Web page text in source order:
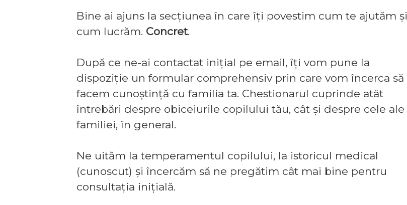
Bine ai ajuns la secțiunea în care îți povestim cum te ajutăm și
cum lucrăm. Concret.
După ce ne-ai contactat inițial pe email, îți vom pune la
dispoziție un formular comprehensiv prin care vom încerca să
facem cunoștință cu familia ta. Chestionarul cuprinde atât
întrebări despre obiceiurile copilului tău, cât și despre cele ale
familiei, în general.
Ne uităm la temperamentul copilului, la istoricul medical
(cunoscut) și încercăm să ne pregătim cât mai bine pentru
consultația inițială.